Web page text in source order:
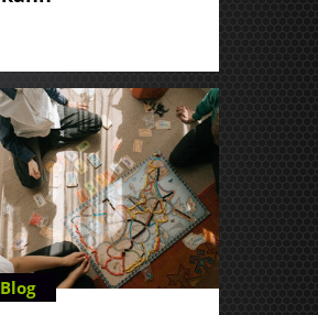
Blog